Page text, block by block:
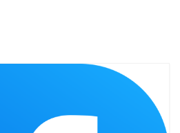
2023